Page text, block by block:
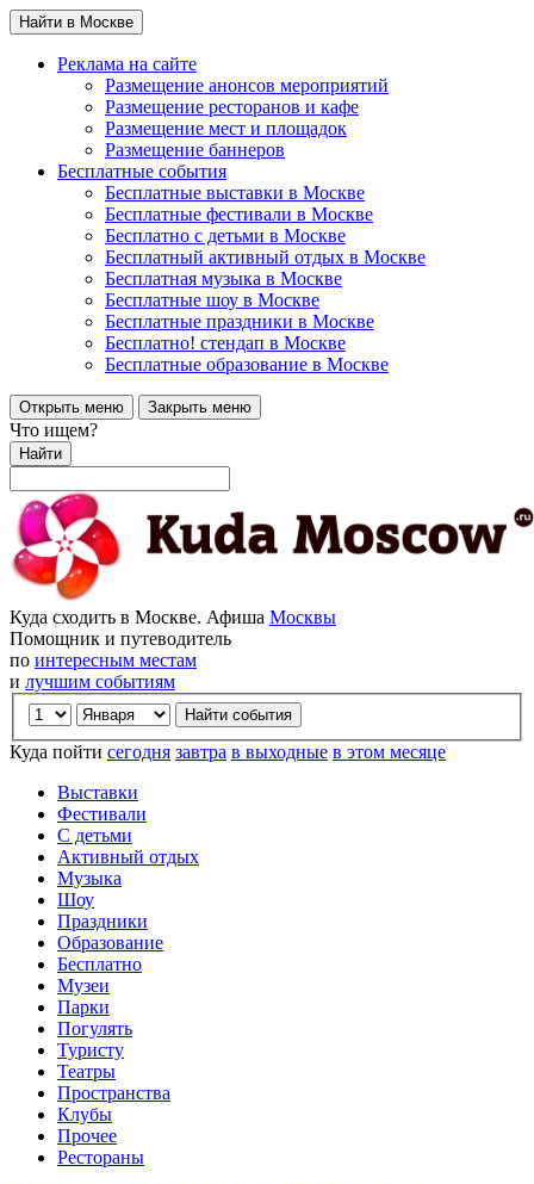
Найти в Москве
Реклама на сайте
Размещение анонсов мероприятий
Размещение ресторанов и кафе
Размещение мест и площадок
Размещение баннеров
Бесплатные события
Бесплатные выставки в Москве
Бесплатные фестивали в Москве
Бесплатно с детьми в Москве
Бесплатный активный отдых в Москве
Бесплатная музыка в Москве
Бесплатные шоу в Москве
Бесплатные праздники в Москве
Бесплатно! стендап в Москве
Бесплатные образование в Москве
Открыть меню Закрыть меню
Что ищем?
Найти
Куда сходить в Москве. Афиша Москвы
Помощник и путеводитель
по интересным местам
и лучшим событиям
Куда пойти сегодня завтра в выходные в этом месяце
Выставки
Фестивали
С детьми
Активный отдых
Музыка
Шоу
Праздники
Образование
Бесплатно
Музеи
Парки
Погулять
Туристу
Театры
Пространства
Клубы
Прочее
Рестораны